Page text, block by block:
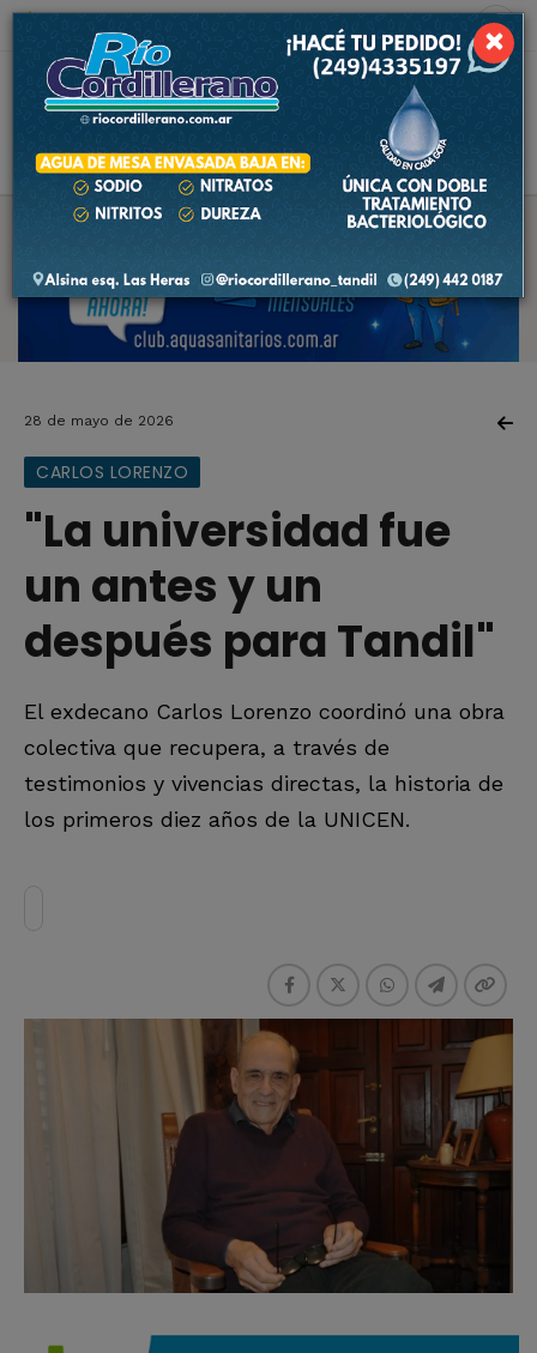
10.6 ºC
28 de mayo de 2026
CARLOS LORENZO
"La universidad fue
un antes y un
después para Tandil"
El exdecano Carlos Lorenzo coordinó una obra
colectiva que recupera, a través de
testimonios y vivencias directas, la historia de
los primeros diez años de la UNICEN.
×